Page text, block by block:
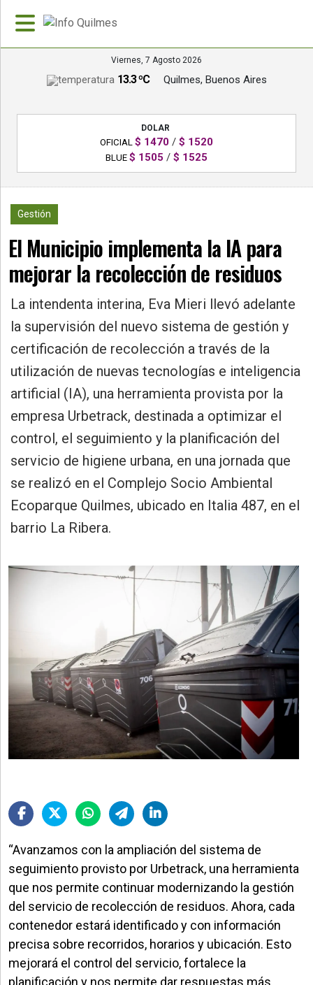
»
Policiales
»
Política
Provincia
Salud
Cultura
Educación
Gestión
Viernes, 7 Agosto 2026
13.3 ºC Quilmes, Buenos Aires
DOLAR
OFICIAL $ 1470 / $ 1520
BLUE $ 1505 / $ 1525
Gestión
El Municipio implementa la IA para
mejorar la recolección de residuos
La intendenta interina, Eva Mieri llevó adelante
la supervisión del nuevo sistema de gestión y
certificación de recolección a través de la
utilización de nuevas tecnologías e inteligencia
artificial (IA), una herramienta provista por la
empresa Urbetrack, destinada a optimizar el
control, el seguimiento y la planificación del
servicio de higiene urbana, en una jornada que
se realizó en el Complejo Socio Ambiental
Ecoparque Quilmes, ubicado en Italia 487, en el
barrio La Ribera.
“Avanzamos con la ampliación del sistema de
seguimiento provisto por Urbetrack, una herramienta
que nos permite continuar modernizando la gestión
del servicio de recolección de residuos. Ahora, cada
contenedor estará identificado y con información
precisa sobre recorridos, horarios y ubicación. Esto
mejorará el control del servicio, fortalece la
planificación y nos permite dar respuestas más